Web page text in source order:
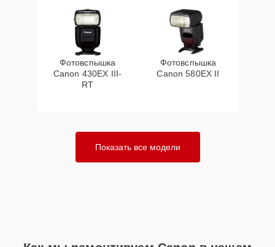
Фотовспышка
Canon 430EX III-
RT
Фотовспышка
Canon 580EX II
Показать все модели